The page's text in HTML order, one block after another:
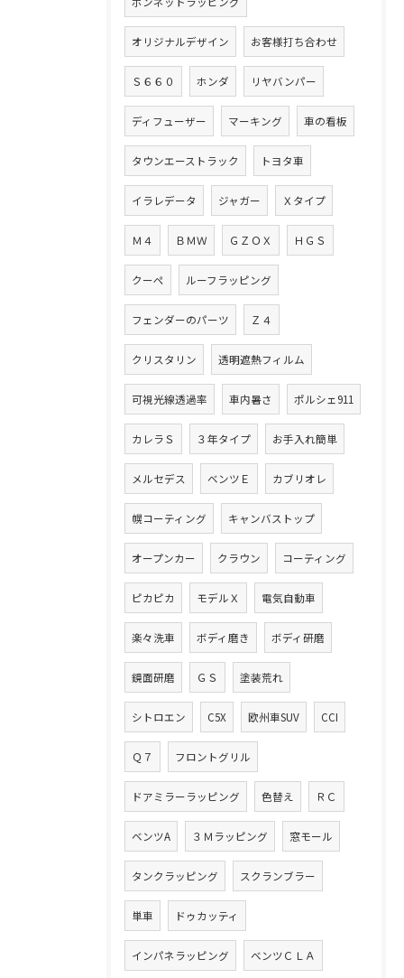
オリジナルデザイン お客様打ち合わせ
Ｓ６６０ ホンダ リヤバンパー
ディフューザー マーキング 車の看板
タウンエーストラック トヨタ車
イラレデータ ジャガー Ｘタイプ
Ｍ４ ＢＭＷ ＧＺＯＸ ＨＧＳ
クーペ ルーフラッピング
フェンダーのパーツ Ｚ４
クリスタリン 透明遮熱フィルム
可視光線透過率 車内暑さ ポルシェ911
カレラＳ ３年タイプ お手入れ簡単
メルセデス ベンツＥ カブリオレ
幌コーティング キャンバストップ
オープンカー クラウン コーティング
ピカピカ モデルＸ 電気自動車
楽々洗車 ボディ磨き ボディ研磨
鏡面研磨 ＧＳ 塗装荒れ
シトロエン C5X 欧州車SUV CCI
Ｑ７ フロントグリル
ドアミラーラッピング 色替え ＲＣ
ベンツA ３Ｍラッピング 窓モール
タンクラッピング スクランブラー
単車 ドゥカッティ
インパネラッピング ベンツＣＬＡ